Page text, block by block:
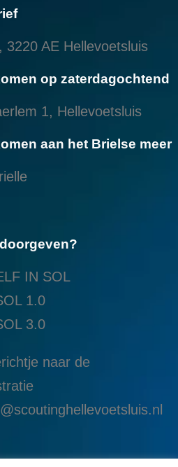
3220 AE Hellevoetsluis
op zaterdagochtend
1, Hellevoetsluis
aan het Brielse meer
IN SOL
1.0
3.0
naar de